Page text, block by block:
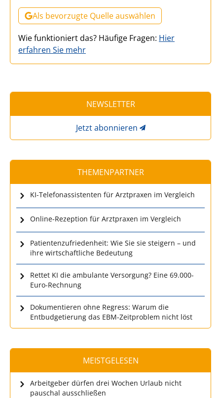
Als bevorzugte Quelle auswählen
Wie funktioniert das? Häufige Fragen: Hier
erfahren Sie mehr
NEWSLETTER
Jetzt abonnieren
THEMENPARTNER
KI-Telefonassistenten für Arztpraxen im Vergleich
Online-Rezeption für Arztpraxen im Vergleich
Patientenzufriedenheit: Wie Sie sie steigern – und
ihre wirtschaftliche Bedeutung
Rettet KI die ambulante Versorgung? Eine 69.000-
Euro-Rechnung
Dokumentieren ohne Regress: Warum die
Entbudgetierung das EBM-Zeitproblem nicht löst
MEISTGELESEN
Arbeitgeber dürfen drei Wochen Urlaub nicht
pauschal ausschließen